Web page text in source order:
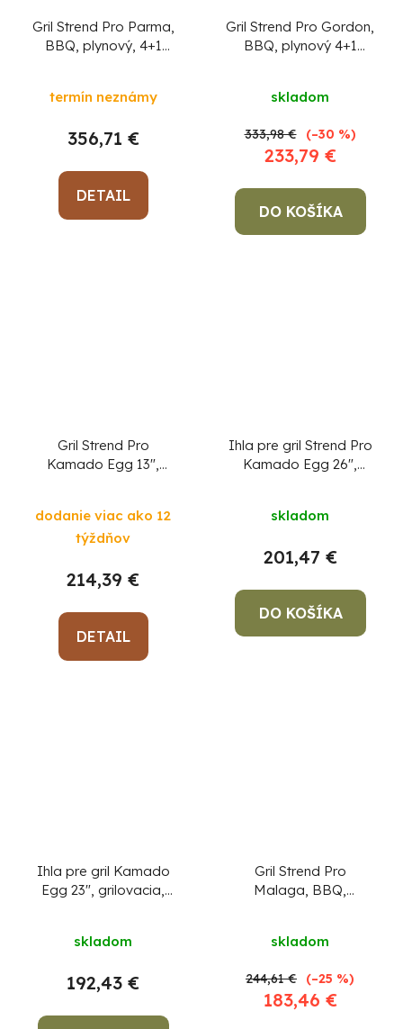
Gril Strend Pro Parma,
BBQ, plynový, 4+1
termín neznámy
356,71 €
DETAIL
Gril Strend Pro Gordon,
BBQ, plynový 4+1
skladom
233,79 €
333,98 € (–30 %)
DO KOŠÍKA
Gril Strend Pro
Kamado Egg 13",
35x40,5x55 cm
dodanie viac ako 12
týždňov
214,39 €
DETAIL
Ihla pre gril Strend Pro
Kamado Egg 26",
špíz, 230 V, 3xAA
skladom
201,47 €
DO KOŠÍKA
Ihla pre gril Kamado
Egg 23", grilovacia,
3xAA,
skladom
192,43 €
Gril Strend Pro
Malaga, BBQ,
skladom
183,46 €
244,61 € (–25 %)